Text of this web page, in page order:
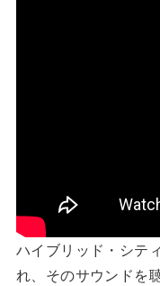
ハイブリッド・シテ
れ、そのサウンドを